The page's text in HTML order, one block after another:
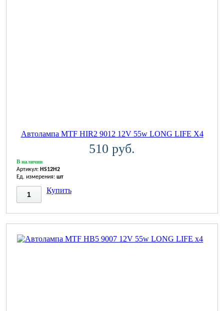
Автолампа MTF HIR2 9012 12V 55w LONG LIFE X4
510 руб.
В наличии
Артикул: HS12H2
Ед. измерения: шт
Купить